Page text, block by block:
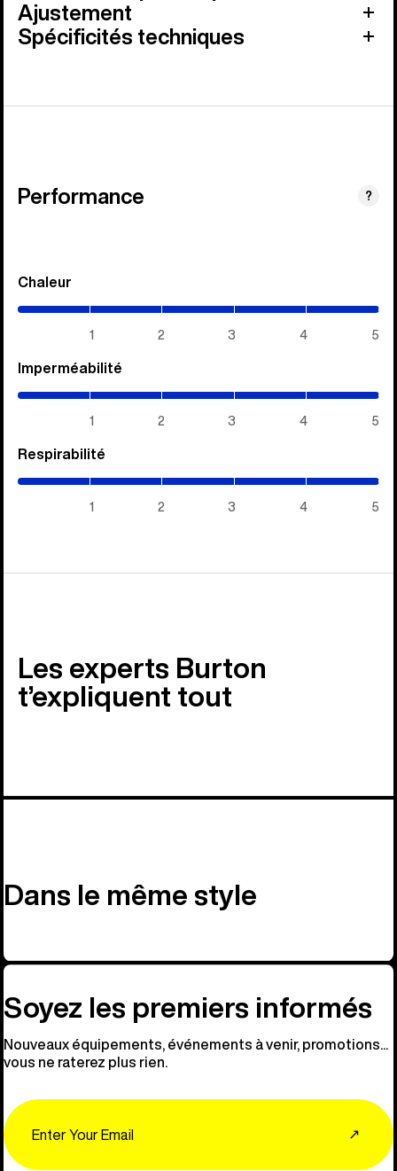
Ajustement
Spécificités techniques
Performance ?
Chaleur
1 2 3 4 5
Imperméabilité
1 2 3 4 5
Respirabilité
1 2 3 4 5
Les experts Burton
t’expliquent tout
Dans le même style
Soyez les premiers informés
Nouveaux équipements, événements à venir, promotions...
vous ne raterez plus rien.
↗